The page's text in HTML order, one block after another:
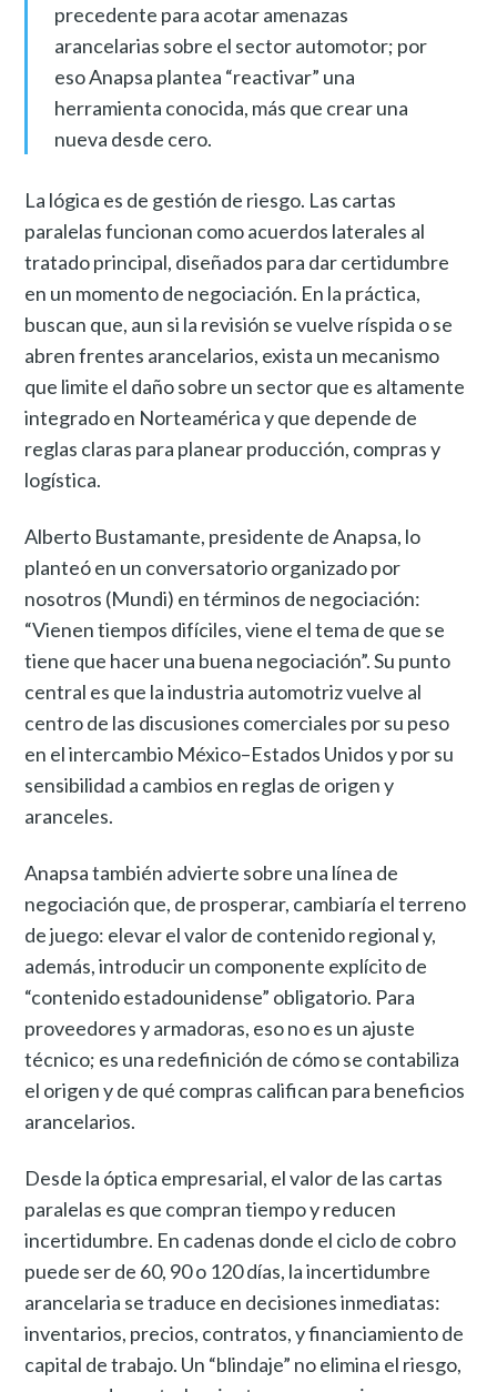
precedente para acotar amenazas
arancelarias sobre el sector automotor; por
eso Anapsa plantea “reactivar” una
herramienta conocida, más que crear una
nueva desde cero.
La lógica es de gestión de riesgo. Las cartas
paralelas funcionan como acuerdos laterales al
tratado principal, diseñados para dar certidumbre
en un momento de negociación. En la práctica,
buscan que, aun si la revisión se vuelve ríspida o se
abren frentes arancelarios, exista un mecanismo
que limite el daño sobre un sector que es altamente
integrado en Norteamérica y que depende de
reglas claras para planear producción, compras y
logística.
Alberto Bustamante, presidente de Anapsa, lo
planteó en un conversatorio organizado por
nosotros (Mundi) en términos de negociación:
“Vienen tiempos difíciles, viene el tema de que se
tiene que hacer una buena negociación”. Su punto
central es que la industria automotriz vuelve al
centro de las discusiones comerciales por su peso
en el intercambio México–Estados Unidos y por su
sensibilidad a cambios en reglas de origen y
aranceles.
Anapsa también advierte sobre una línea de
negociación que, de prosperar, cambiaría el terreno
de juego: elevar el valor de contenido regional y,
además, introducir un componente explícito de
“contenido estadounidense” obligatorio. Para
proveedores y armadoras, eso no es un ajuste
técnico; es una redefinición de cómo se contabiliza
el origen y de qué compras califican para beneficios
arancelarios.
Desde la óptica empresarial, el valor de las cartas
paralelas es que compran tiempo y reducen
incertidumbre. En cadenas donde el ciclo de cobro
puede ser de 60, 90 o 120 días, la incertidumbre
arancelaria se traduce en decisiones inmediatas:
inventarios, precios, contratos, y financiamiento de
capital de trabajo. Un “blindaje” no elimina el riesgo,